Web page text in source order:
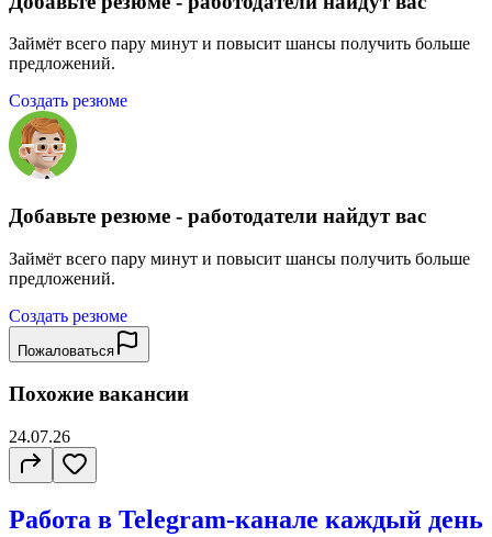
Займёт всего пару минут и повысит шансы получить больше
предложений.
Создать резюме
Добавьте резюме - работодатели найдут вас
Займёт всего пару минут и повысит шансы получить больше
предложений.
Создать резюме
Пожаловаться
Похожие вакансии
24.07.26
Работа в Telegram-канале каждый день